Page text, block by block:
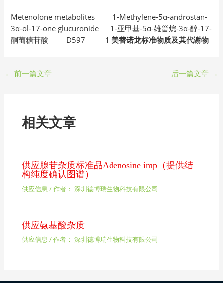
Metenolone metabolites 1-Methylene-5α-androstan-
3α-ol-17-one glucuronide 1-亚甲基-5α-雄甾烷-3α-醇-17-
酮葡糖苷酸 D597 1美替诺龙标准物质及其代谢物
← 前一篇文章 后一篇文章 →
相关文章
供应腺苷杂质标准品Adenosine imp（提供结
构纯度确认图谱）
供应信息 / 作者： 深圳德博瑞生物科技有限公司
供应氨基酸杂质
供应信息 / 作者： 深圳德博瑞生物科技有限公司